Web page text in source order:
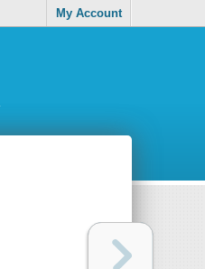
My Account